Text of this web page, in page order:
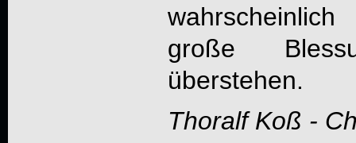
große
überstehen.
Thoralf Koß -